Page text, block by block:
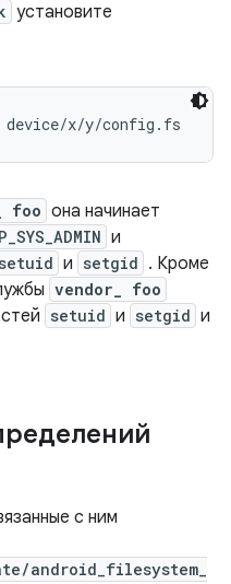
установите
foo она начинает
и
setuid и setgid . Кроме
vendor_ foo
setuid и setgid и
с ним
android_filesystem_